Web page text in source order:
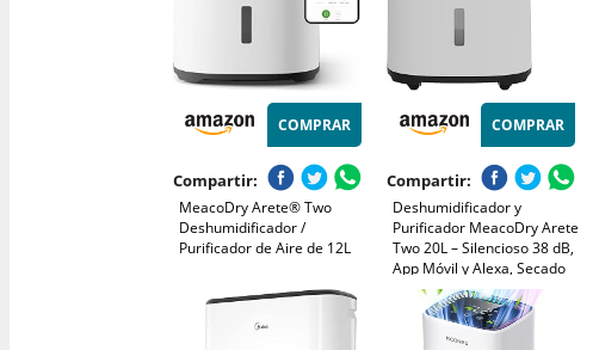
COMPRAR
Compartir:
MeacoDry Arete® Two
Deshumidificador /
Purificador de Aire de 12L
COMPRAR
Compartir:
Deshumidificador y
Purificador MeacoDry Arete
Two 20L – Silencioso 38 dB,
App Móvil y Alexa, Secado
Ropa Eficiente, Filtro HEPA,
Ideal Hogares 3-5
Dormitorios y Espacios